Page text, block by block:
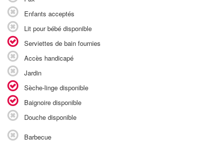
Enfants acceptés
Lit pour bébé disponible
Serviettes de bain fournies
Accès handicapé
Jardin
Sèche-linge disponible
Baignoire disponible
Douche disponible
Barbecue